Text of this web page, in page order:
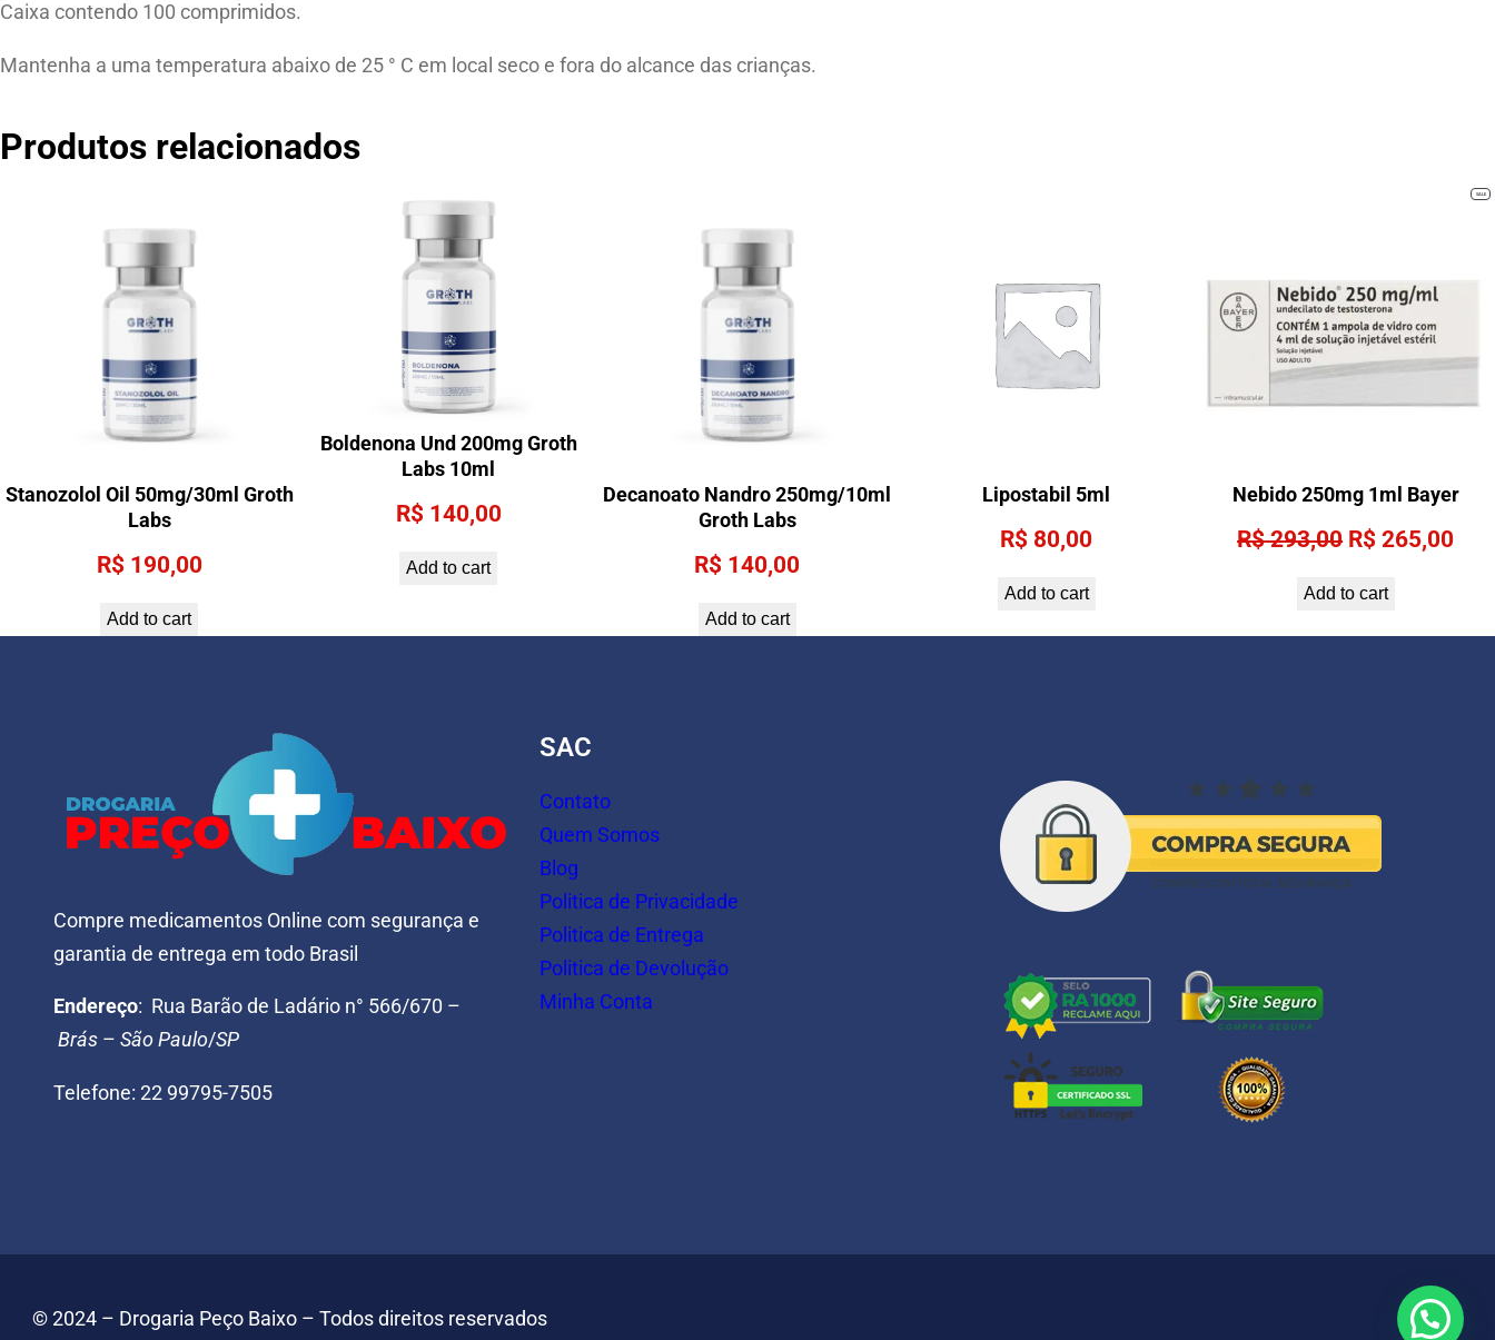
Caixa contendo 100 comprimidos.
Mantenha a uma temperatura abaixo de 25 ° C em local seco e fora do alcance das crianças.
Produtos relacionados
Stanozolol Oil 50mg/30ml Groth
Labs
R$ 190,00
Add to cart
Boldenona Und 200mg Groth
Labs 10ml
R$ 140,00
Add to cart
Decanoato Nandro 250mg/10ml
Groth Labs
R$ 140,00
Add to cart
Lipostabil 5ml
R$ 80,00
Add to cart
SALE
ON
Nebido 250mg 1ml Bayer
R$293,00 Original
R$ 265,00
Add to cart
Compre medicamentos Online com segurança e
garantia de entrega em todo Brasil
Endereço: Rua Barão de Ladário n° 566/670 –
Brás – São Paulo/SP
Telefone: 22 99795-7505
SAC
Contato
Quem Somos
Blog
Politica de Privacidade
Politica de Entrega
Politica de Devolução
Minha Conta
©️ 2024 – Drogaria Peço Baixo – Todos direitos reservados